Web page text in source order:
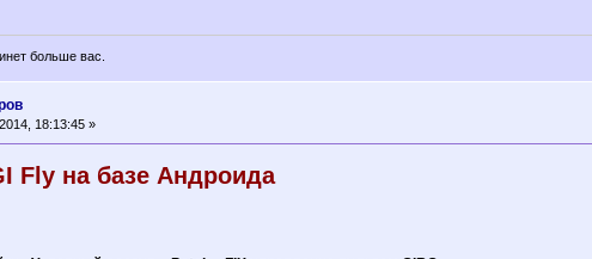
больше вас.
18:13:45 »
Fly на базе Андроида